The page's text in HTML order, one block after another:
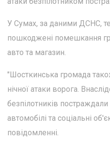
У Сумах, за даними ДСНС,
пошкоджені помешкання
авто та магазин.
"Шосткинська громада
нічної атаки ворога.
безпілотників
автомобілі та соціальні
повідомленні.